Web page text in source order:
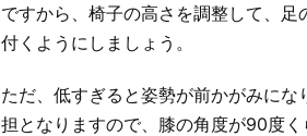
ですから、椅子の高さを調整して、足
付くようにしましょう。
ただ、低すぎると姿勢が前かがみにな
担となりますので、膝の角度が90度